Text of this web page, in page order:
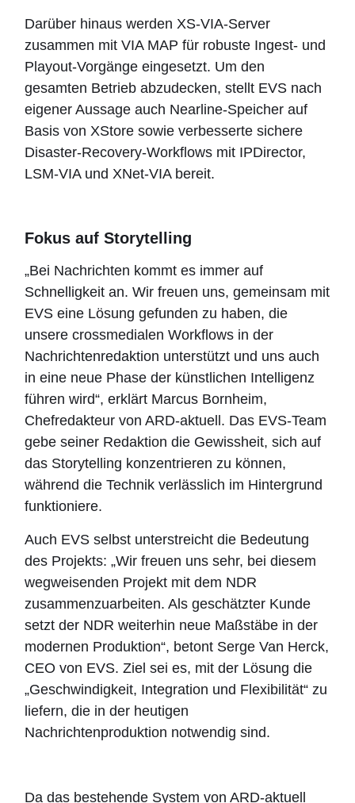
Darüber hinaus werden XS-VIA-Server
zusammen mit VIA MAP für robuste Ingest- und
Playout-Vorgänge eingesetzt. Um den
gesamten Betrieb abzudecken, stellt EVS nach
eigener Aussage auch Nearline-Speicher auf
Basis von XStore sowie verbesserte sichere
Disaster-Recovery-Workflows mit IPDirector,
LSM-VIA und XNet-VIA bereit.
Fokus auf Storytelling
„Bei Nachrichten kommt es immer auf
Schnelligkeit an. Wir freuen uns, gemeinsam mit
EVS eine Lösung gefunden zu haben, die
unsere crossmedialen Workflows in der
Nachrichtenredaktion unterstützt und uns auch
in eine neue Phase der künstlichen Intelligenz
führen wird“, erklärt Marcus Bornheim,
Chefredakteur von ARD-aktuell. Das EVS-Team
gebe seiner Redaktion die Gewissheit, sich auf
das Storytelling konzentrieren zu können,
während die Technik verlässlich im Hintergrund
funktioniere.
Auch EVS selbst unterstreicht die Bedeutung
des Projekts: „Wir freuen uns sehr, bei diesem
wegweisenden Projekt mit dem NDR
zusammenzuarbeiten. Als geschätzter Kunde
setzt der NDR weiterhin neue Maßstäbe in der
modernen Produktion“, betont Serge Van Herck,
CEO von EVS. Ziel sei es, mit der Lösung die
„Geschwindigkeit, Integration und Flexibilität“ zu
liefern, die in der heutigen
Nachrichtenproduktion notwendig sind.
Da das bestehende System von ARD-aktuell